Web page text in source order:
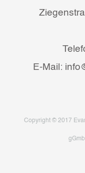
E-Mail:
Copyright © 2017